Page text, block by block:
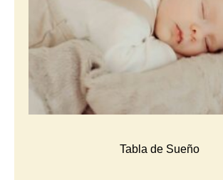
Tabla de Sueño